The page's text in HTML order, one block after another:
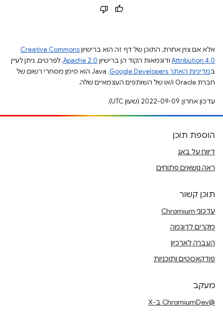
אלא אם צוין אחרת, התוכן של דף זה הוא ברישיוןCreative Commons
Attribution 4.0 ודוגמאות הקוד הן ברישיון Apache 2.0. לפרטים, ניתן לעיין
במדיניות האתר Google Developers‏
.‏ Java הוא סימן מסחרי רשום של
חברת Oracle ו/או של השותפים העצמאיים שלה.
עדכון אחרון: 2022-09-09 (שעון UTC).
הוספת תוכן
דיווח על באג
ראה נושאים פתוחים
תוכן קשור
עדכוני Chromium
מקרים לדוגמה
העברה לארכיון
פודקאסטים ותוכניות
מעקב
@ChromiumDev ב-X